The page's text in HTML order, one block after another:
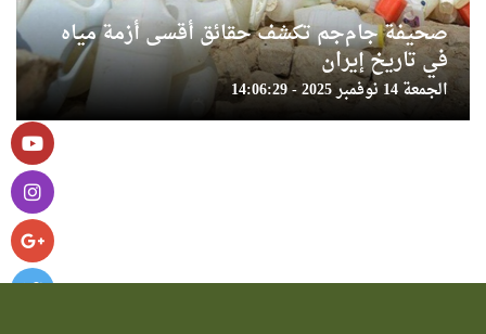
صحيفة جام‌جم تكشف حقائق أقسى أزمة مياه
في تاريخ إيران
الجمعة 14 نوفمبر 2025 - 14:06:29